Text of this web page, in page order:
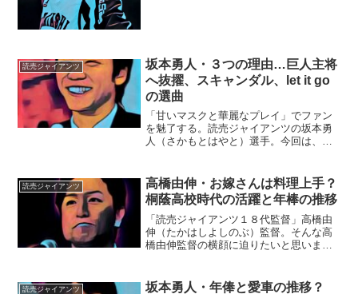
読売ジャイアンツ
坂本勇人・３つの理由…巨人主将
へ抜擢、スキャンダル、let it go
の選曲
「甘いマスクと華麗なプレイ」でファン
を魅了する。読売ジャイアンツの坂本勇
人（さかもとはやと）選手。今回は、坂
に抜擢された理由は？第１９代読売ジャ
イアンツ主将に坂本勇人...
読売ジャイアンツ
高橋由伸・お嫁さんは料理上手？
桐蔭高校時代の活躍と年棒の推移
「読売ジャイアンツ１８代監督」高橋由
伸（たかはしよしのぶ）監督。そんな高
橋由伸監督の横顔に迫りたいと思いま
レビの元アナウンサー、小野寺麻衣さん
読売ジャイアンツ
坂本勇人・年俸と愛車の推移？